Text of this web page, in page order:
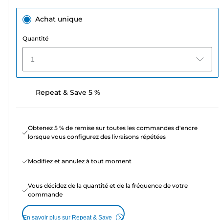
Achat unique
Quantité
1
Repeat & Save 5 %
Obtenez 5 % de remise sur toutes les commandes d'encre
lorsque vous configurez des livraisons répétées
Modifiez et annulez à tout moment
Vous décidez de la quantité et de la fréquence de votre
commande
En savoir plus sur Repeat & Save